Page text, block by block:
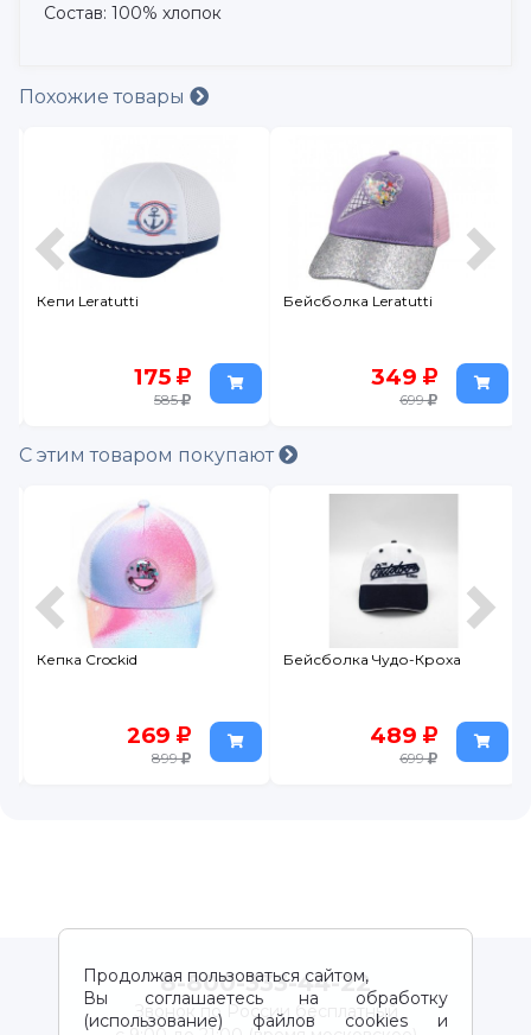
Состав: 100% хлопок
Похожие товары
Кепи Leratutti
175
585
Бейсболка Leratutti
349
699
С этим товаром покупают
Кепка Crockid
269
899
Бейсболка Чудо-Кроха
489
699
Продолжая пользоваться сайтом,
Вы соглашаетесь на обработку
(использование) файлов cookies и
8-800-333-44-22
Звонок по России бесплатный